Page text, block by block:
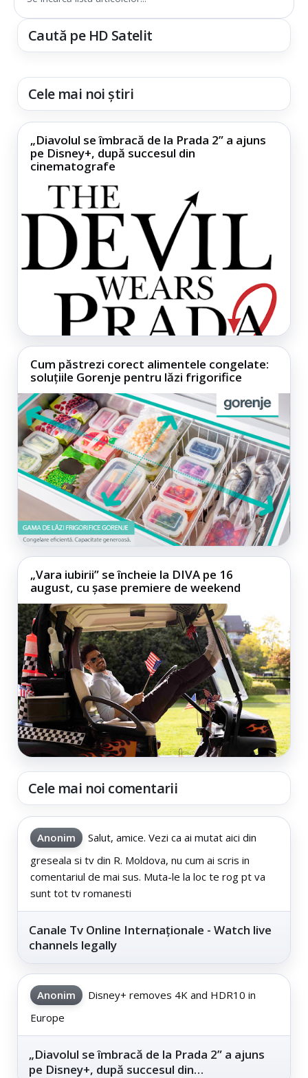
Caută pe HD Satelit
Cele mai noi știri
„Diavolul se îmbracă de la Prada 2” a ajuns
pe Disney+, după succesul din
cinematografe
Cum păstrezi corect alimentele congelate:
soluțiile Gorenje pentru lăzi frigorifice
„Vara iubirii” se încheie la DIVA pe 16
august, cu șase premiere de weekend
Cele mai noi comentarii
Anonim
Salut, amice. Vezi ca ai mutat aici din
greseala si tv din R. Moldova, nu cum ai scris in
comentariul de mai sus. Muta-le la loc te rog pt va
sunt tot tv romanesti
Canale Tv Online Internaționale - Watch live
channels legally
Anonim
Disney+ removes 4K and HDR10 in
Europe
„Diavolul se îmbracă de la Prada 2” a ajuns
pe Disney+, după succesul din